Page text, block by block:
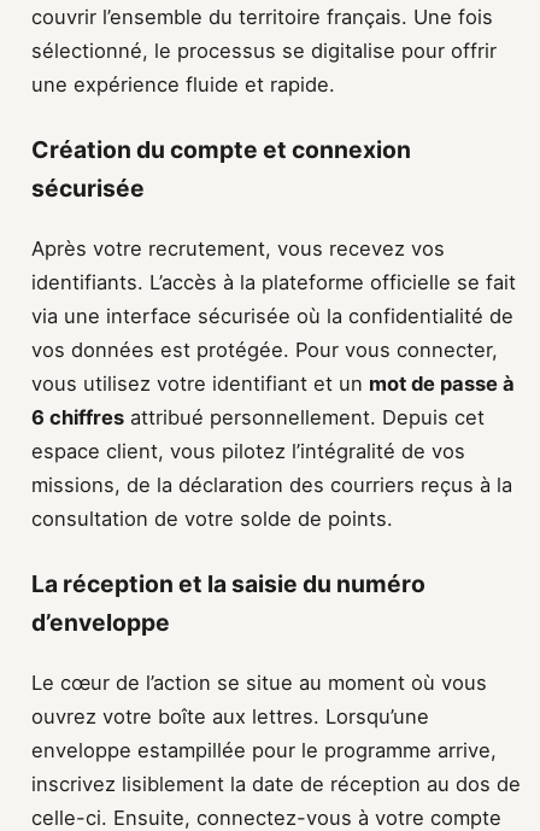
couvrir l’ensemble du territoire français. Une fois
sélectionné, le processus se digitalise pour offrir
une expérience fluide et rapide.
Création du compte et connexion
sécurisée
Après votre recrutement, vous recevez vos
identifiants. L’accès à la plateforme officielle se fait
via une interface sécurisée où la confidentialité de
vos données est protégée. Pour vous connecter,
vous utilisez votre identifiant et un mot de passe à
6 chiffres attribué personnellement. Depuis cet
espace client, vous pilotez l’intégralité de vos
missions, de la déclaration des courriers reçus à la
consultation de votre solde de points.
La réception et la saisie du numéro
d’enveloppe
Le cœur de l’action se situe au moment où vous
ouvrez votre boîte aux lettres. Lorsqu’une
enveloppe estampillée pour le programme arrive,
inscrivez lisiblement la date de réception au dos de
celle-ci. Ensuite, connectez-vous à votre compte